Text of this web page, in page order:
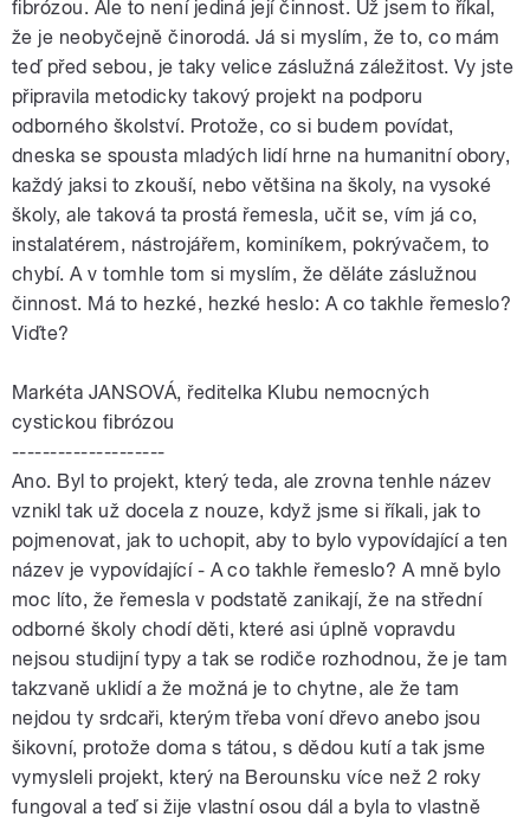
fibrózou. Ale to není jediná její činnost. Už jsem to říkal,
že je neobyčejně činorodá. Já si myslím, že to, co mám
teď před sebou, je taky velice záslužná záležitost. Vy jste
připravila metodicky takový projekt na podporu
odborného školství. Protože, co si budem povídat,
dneska se spousta mladých lidí hrne na humanitní obory,
každý jaksi to zkouší, nebo většina na školy, na vysoké
školy, ale taková ta prostá řemesla, učit se, vím já co,
instalatérem, nástrojářem, kominíkem, pokrývačem, to
chybí. A v tomhle tom si myslím, že děláte záslužnou
činnost. Má to hezké, hezké heslo: A co takhle řemeslo?
Viďte?
Markéta JANSOVÁ, ředitelka Klubu nemocných
cystickou fibrózou
--------------------
Ano. Byl to projekt, který teda, ale zrovna tenhle název
vznikl tak už docela z nouze, když jsme si říkali, jak to
pojmenovat, jak to uchopit, aby to bylo vypovídající a ten
název je vypovídající - A co takhle řemeslo? A mně bylo
moc líto, že řemesla v podstatě zanikají, že na střední
odborné školy chodí děti, které asi úplně vopravdu
nejsou studijní typy a tak se rodiče rozhodnou, že je tam
takzvaně uklidí a že možná je to chytne, ale že tam
nejdou ty srdcaři, kterým třeba voní dřevo anebo jsou
šikovní, protože doma s tátou, s dědou kutí a tak jsme
vymysleli projekt, který na Berounsku více než 2 roky
fungoval a teď si žije vlastní osou dál a byla to vlastně